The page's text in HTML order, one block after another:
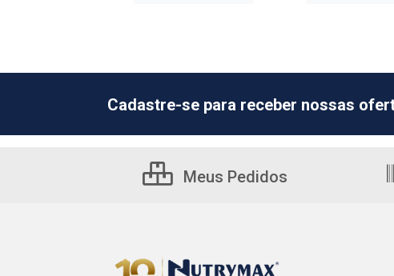
Cadastre-se para receber nossas
Meus Pedidos